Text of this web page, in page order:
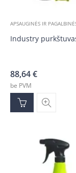
Industry
88,64€
be PVM